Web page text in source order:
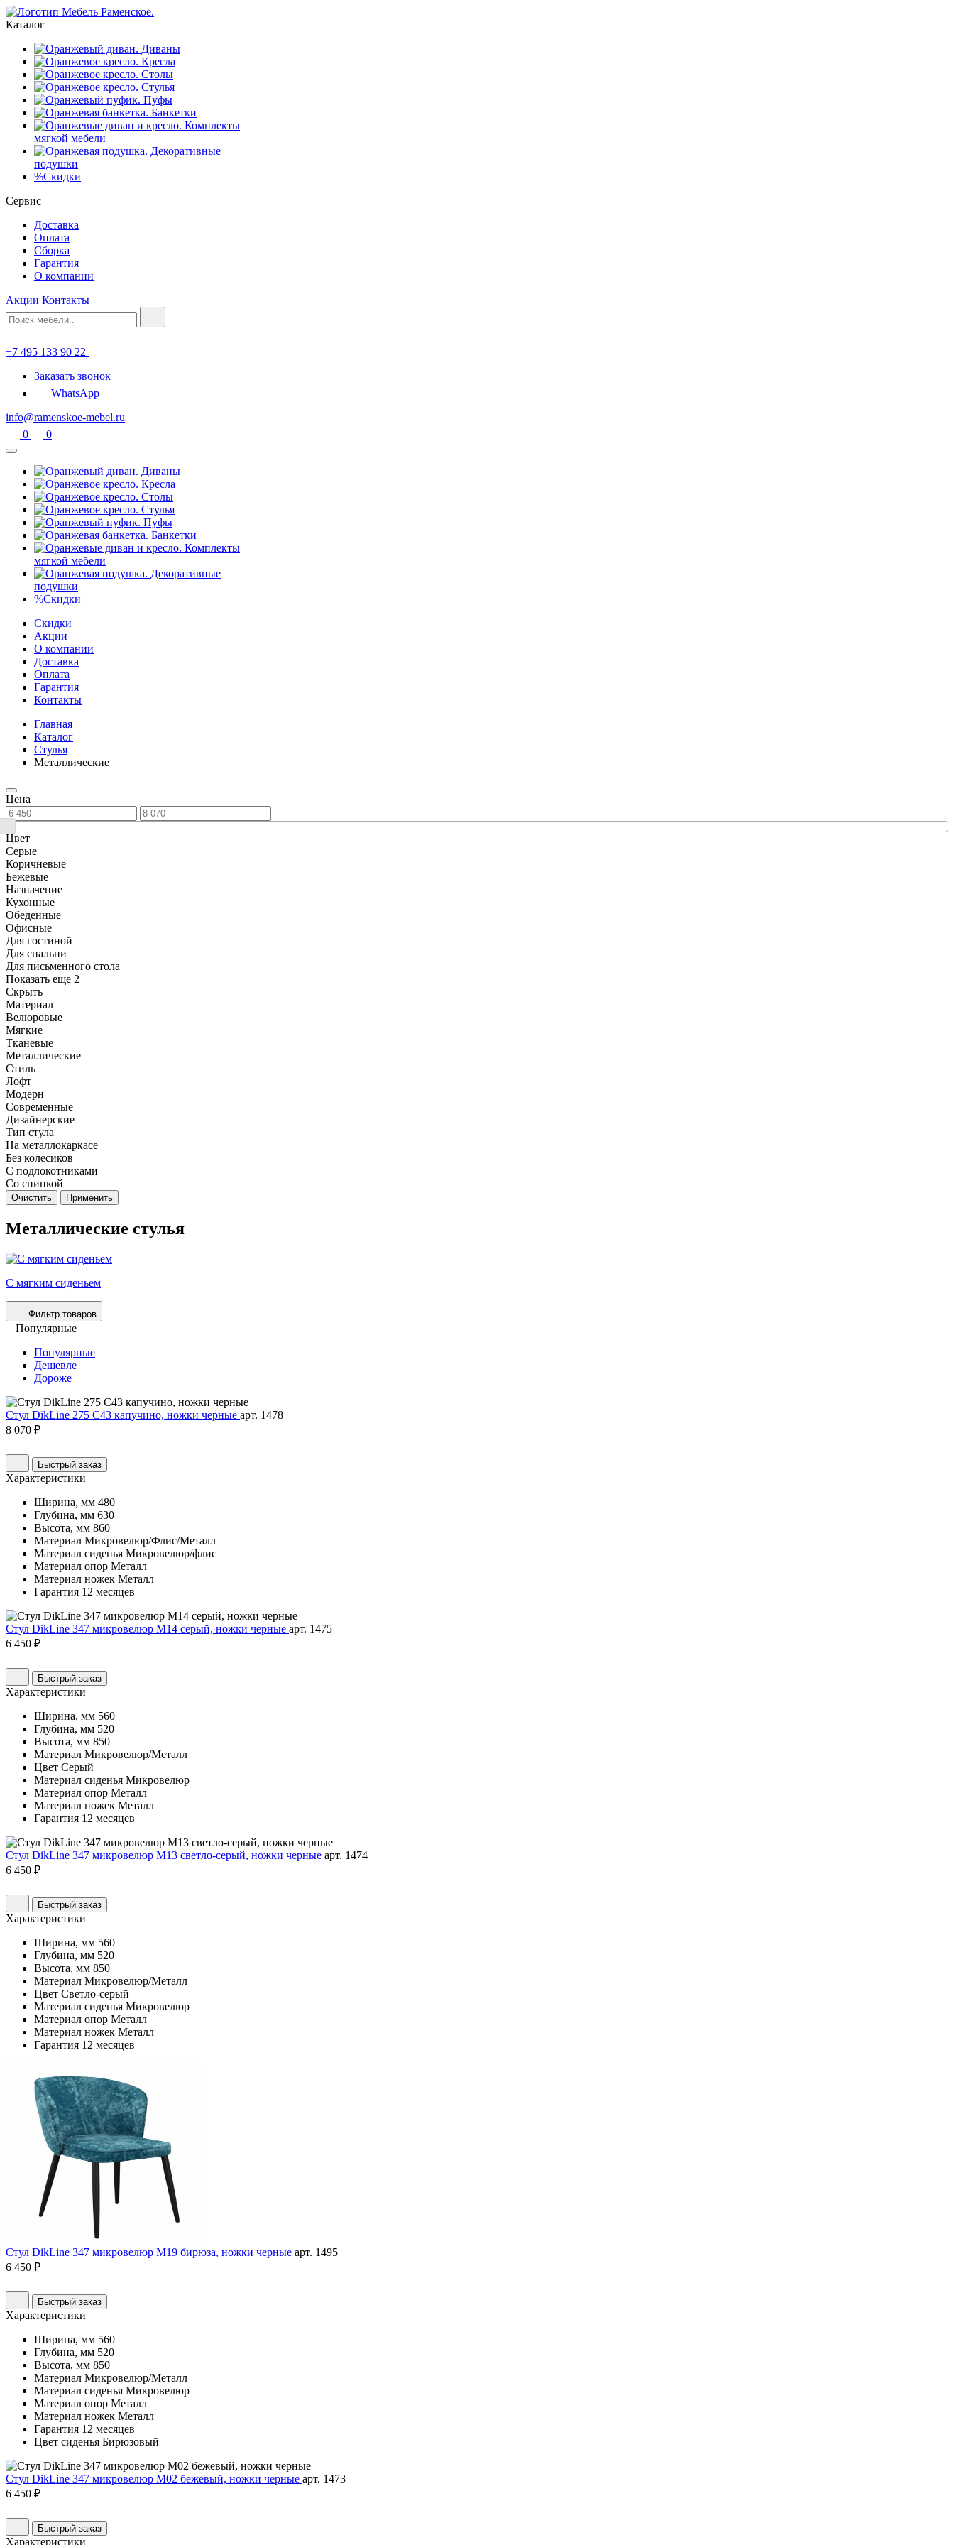
Каталог
Диваны
Кресла
Столы
Стулья
Пуфы
Банкетки
Комплекты
мягкой мебели
Декоративные
подушки
%Скидки
Сервис
Доставка
Оплата
Сборка
Гарантия
О компании
Акции Контакты
+7 495 133 90 22
Заказать звонок
WhatsApp
info@ramenskoe-mebel.ru
0
0
Диваны
Кресла
Столы
Стулья
Пуфы
Банкетки
Комплекты
мягкой мебели
Декоративные
подушки
%Скидки
Скидки
Акции
О компании
Доставка
Оплата
Гарантия
Контакты
Главная
Каталог
Стулья
Металлические
Цена
Цвет
Серые
Коричневые
Бежевые
Назначение
Кухонные
Обеденные
Офисные
Для гостиной
Для спальни
Для письменного стола
Показать еще 2
Скрыть
Материал
Велюровые
Мягкие
Тканевые
Металлические
Стиль
Лофт
Модерн
Современные
Дизайнерские
Тип стула
На металлокаркасе
Без колесиков
С подлокотниками
Со спинкой
Очистить Применить
Металлические стулья
С мягким сиденьем
Фильтр товаров
Популярные
Популярные
Дешевле
Дороже
Стул DikLine 275 C43 капучино, ножки черные арт. 1478
8 070 ₽
Быстрый заказ
Характеристики
Ширина, мм 480
Глубина, мм 630
Высота, мм 860
Материал Микровелюр/Флис/Металл
Материал сиденья Микровелюр/флис
Материал опор Металл
Материал ножек Металл
Гарантия 12 месяцев
Стул DikLine 347 микровелюр M14 серый, ножки черные арт. 1475
6 450 ₽
Быстрый заказ
Характеристики
Ширина, мм 560
Глубина, мм 520
Высота, мм 850
Материал Микровелюр/Металл
Цвет Серый
Материал сиденья Микровелюр
Материал опор Металл
Материал ножек Металл
Гарантия 12 месяцев
Стул DikLine 347 микровелюр M13 светло-серый, ножки черные арт. 1474
6 450 ₽
Быстрый заказ
Характеристики
Ширина, мм 560
Глубина, мм 520
Высота, мм 850
Материал Микровелюр/Металл
Цвет Светло-серый
Материал сиденья Микровелюр
Материал опор Металл
Материал ножек Металл
Гарантия 12 месяцев
Стул DikLine 347 микровелюр M19 бирюза, ножки черные арт. 1495
6 450 ₽
Быстрый заказ
Характеристики
Ширина, мм 560
Глубина, мм 520
Высота, мм 850
Материал Микровелюр/Металл
Материал сиденья Микровелюр
Материал опор Металл
Материал ножек Металл
Гарантия 12 месяцев
Цвет сиденья Бирюзовый
Стул DikLine 347 микровелюр M02 бежевый, ножки черные арт. 1473
6 450 ₽
Быстрый заказ
Характеристики